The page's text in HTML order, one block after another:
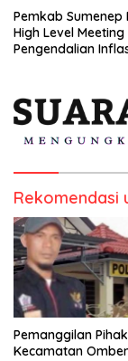
Pemkab Sumenep
High Level
Pengendalian
Rekomendasi
Pemanggilan Pihak
Kecamatan